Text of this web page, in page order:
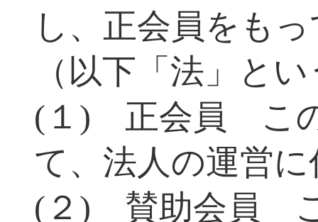
し、正会員をも
（以下「法」と
(１) 正会員 この
て、法人の運営
(２) 賛助会員 こ